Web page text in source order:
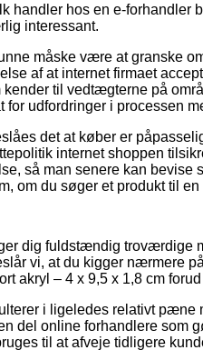
handler hos en e-forhandler
interessant.
måske være at granske
af at internet firmaet
kender til vedtægterne på
for udfordringer i processen
det at køber er
internet shoppen
så man senere kan bevise
om du søger et produkt til
dig fuldstændig troværdige
vi, at du kigger nærmere
akryl – 4 x 9,5 x 1,8 cm
i ligeledes relativt
del online forhandlere som
til at afveje tidligere